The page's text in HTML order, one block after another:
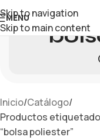
Skip to navigation
Skip to main content
MENU
Inicio Catálogo
Productos
“bolsa poliester”